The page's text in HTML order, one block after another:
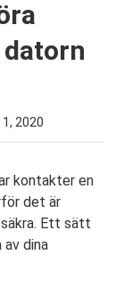
2020
kontakter en
det är
Ett sätt
dina